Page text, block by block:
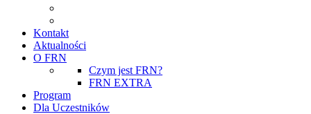
Kontakt
Aktualności
O FRN
Czym jest FRN?
FRN EXTRA
Program
Dla Uczestników